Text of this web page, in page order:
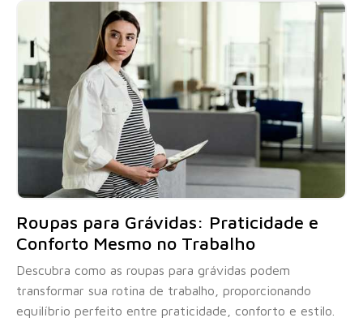
Roupas para Grávidas: Praticidade e
Conforto Mesmo no Trabalho
Descubra como as roupas para grávidas podem
transformar sua rotina de trabalho, proporcionando
equilíbrio perfeito entre praticidade, conforto e estilo.